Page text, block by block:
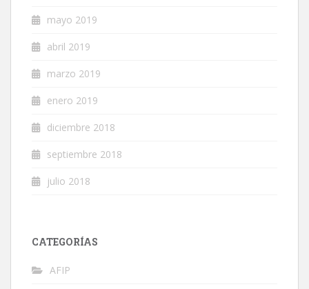
mayo 2019
abril 2019
marzo 2019
enero 2019
diciembre 2018
septiembre 2018
julio 2018
CATEGORÍAS
AFIP